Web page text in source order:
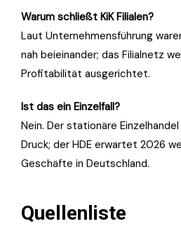
Warum schließt KiK Filialen?
Laut Unternehmensführung
nah beieinander; das Filialnetz
Profitabilität ausgerichtet.
Ist das ein Einzelfall?
Nein. Der stationäre
Druck; der HDE erwartet 2026
Geschäfte in Deutschland.
Quellenliste